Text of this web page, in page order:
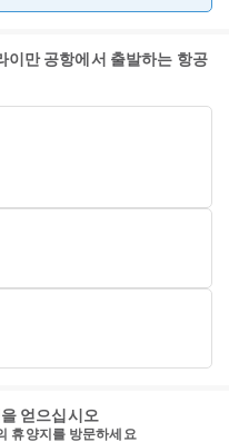
이만 공항에서 출발하는 항공
얻으십시오
휴양지를 방문하세요